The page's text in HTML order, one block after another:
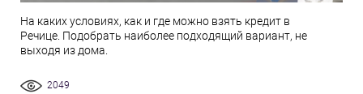
На каких условиях, как и где можно взять кредит в
Речице. Подобрать наиболее подходящий вариант, не
выходя из дома.
2049